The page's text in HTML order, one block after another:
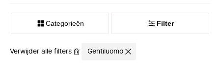
Categorieën Filter
Verwijder alle filters Gentiluomo